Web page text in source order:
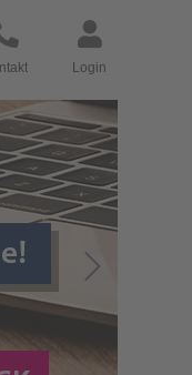
Login
Go to Next